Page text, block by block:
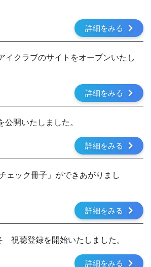
詳細をみる
イクラブのサイトをオープンいたし
詳細をみる
公開いたしました。
詳細をみる
ェック冊子」ができあがりまし
詳細をみる
視聴登録を開始いたしました。
詳細をみる